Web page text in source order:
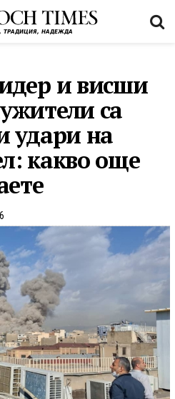
и висши
са
удари на
какво още